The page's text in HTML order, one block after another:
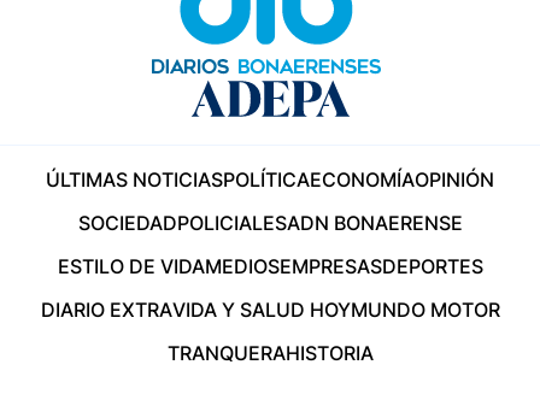
ÚLTIMAS NOTICIASPOLÍTICAECONOMÍAOPINIÓN
SOCIEDADPOLICIALESADN BONAERENSE
ESTILO DE VIDAMEDIOSEMPRESASDEPORTES
DIARIO EXTRAVIDA Y SALUD HOYMUNDO MOTOR
TRANQUERAHISTORIA